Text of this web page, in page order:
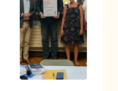
Décapole, qui
couronne chaque
année une
publication
historique de
qualité, au collectif…